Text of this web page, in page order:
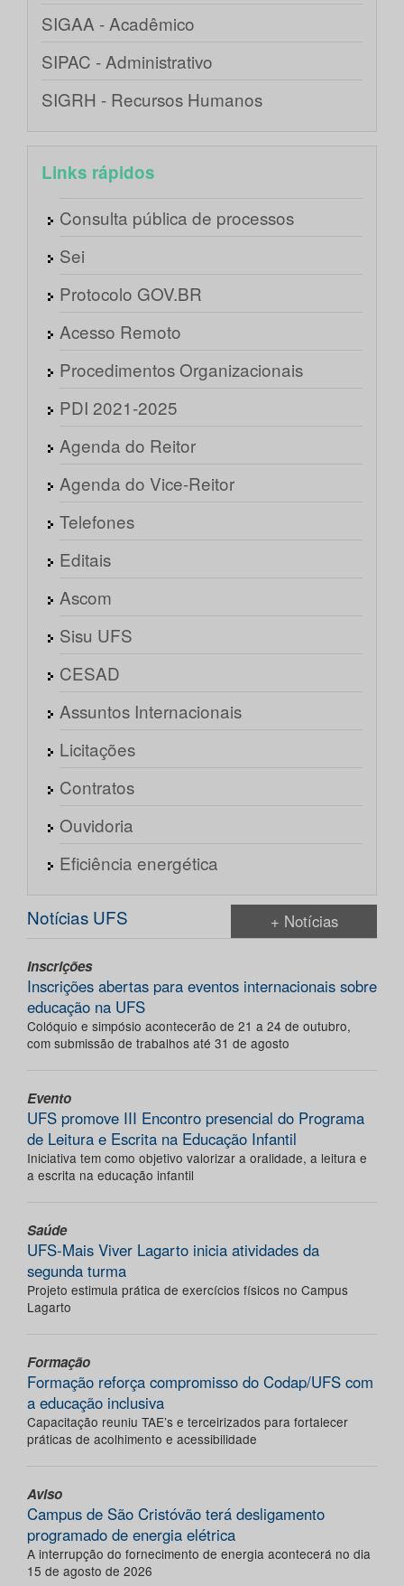
SIGAA - Acadêmico
SIPAC - Administrativo
SIGRH - Recursos Humanos
Links rápidos
Consulta pública de processos
Sei
Protocolo GOV.BR
Acesso Remoto
Procedimentos Organizacionais
PDI 2021-2025
Agenda do Reitor
Agenda do Vice-Reitor
Telefones
Editais
Ascom
Sisu UFS
CESAD
Assuntos Internacionais
Licitações
Contratos
Ouvidoria
Eficiência energética
Notícias UFS + Notícias
Inscrições
Inscrições abertas para eventos internacionais sobre
educação na UFS
Colóquio e simpósio acontecerão de 21 a 24 de outubro,
com submissão de trabalhos até 31 de agosto
Evento
UFS promove III Encontro presencial do Programa
de Leitura e Escrita na Educação Infantil
Iniciativa tem como objetivo valorizar a oralidade, a leitura e
a escrita na educação infantil
Saúde
UFS-Mais Viver Lagarto inicia atividades da
segunda turma
Projeto estimula prática de exercícios físicos no Campus
Lagarto
Formação
Formação reforça compromisso do Codap/UFS com
a educação inclusiva
Capacitação reuniu TAE’s e terceirizados para fortalecer
práticas de acolhimento e acessibilidade
Aviso
Campus de São Cristóvão terá desligamento
programado de energia elétrica
A interrupção do fornecimento de energia acontecerá no dia
15 de agosto de 2026